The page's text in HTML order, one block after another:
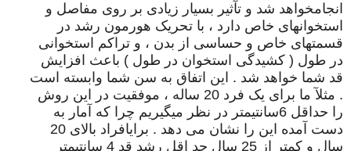
انجامخواهد شد و تآثیر بسیار زیادی بر روی مفاصل و
استخوانهای خاص دارد ، با تحریک هورمون رشد در
قسمتهای خاص و حساسی از بدن ، و تراکم استخوانی
در طول ( کشیدگی استخوان در طول ) باعث افزایش
قد شما خواهد شد . این اتفاق به سن شما وابسته است
. مثلآ ما برای یک فرد 20 ساله ، موفقیت در این روش
را حداقل 6سانتیمتر در نظر میگیریم چرا که آمار به
دست آمده این را نشان می دهد . برایافراد بالای 20
سال و کمتر از 25 سال حد اقل رشد قد 4 سانتیمتر